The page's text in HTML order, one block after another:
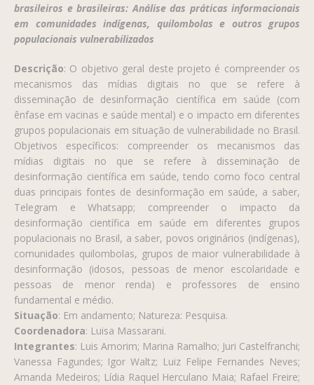
brasileiros e brasileiras: Análise das práticas informacionais
em comunidades indígenas, quilombolas e outros grupos
populacionais vulnerabilizados
Descrição: O objetivo geral deste projeto é compreender os
mecanismos das mídias digitais no que se refere à
disseminação de desinformação científica em saúde (com
ênfase em vacinas e saúde mental) e o impacto em diferentes
grupos populacionais em situação de vulnerabilidade no Brasil.
Objetivos específicos: compreender os mecanismos das
mídias digitais no que se refere à disseminação de
desinformação científica em saúde, tendo como foco central
duas principais fontes de desinformação em saúde, a saber,
Telegram e Whatsapp; compreender o impacto da
desinformação científica em saúde em diferentes grupos
populacionais no Brasil, a saber, povos originários (indígenas),
comunidades quilombolas, grupos de maior vulnerabilidade à
desinformação (idosos, pessoas de menor escolaridade e
pessoas de menor renda) e professores de ensino
fundamental e médio.
Situação: Em andamento; Natureza: Pesquisa.
Coordenadora: Luisa Massarani.
Integrantes: Luis Amorim; Marina Ramalho; Juri Castelfranchi;
Vanessa Fagundes; Igor Waltz; Luiz Felipe Fernandes Neves;
Amanda Medeiros; Lídia Raquel Herculano Maia; Rafael Freire;